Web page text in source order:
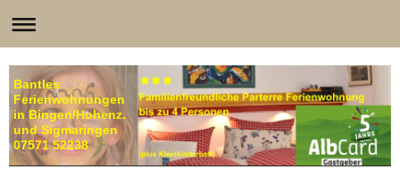
Bantles
Ferienwohnungen
in Bingen/Hohenz.
und Sigmaringen
07571 52238